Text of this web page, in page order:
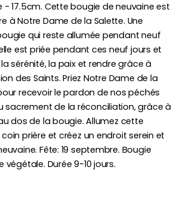
- 17.5cm. Cette bougie de neuvaine est
à Notre Dame de la Salette. Une
qui reste allumée pendant neuf
est priée pendant ces neuf jours et
sérénité, la paix et rendre grâce à
des Saints. Priez Notre Dame de la
recevoir le pardon de nos péchés
sacrement de la réconciliation, grâce à
dos de la bougie. Allumez cette
prière et créez un endroit serein et
Fête: 19 septembre. Bougie
végétale. Durée 9-10 jours.